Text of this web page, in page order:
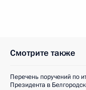
Смотрите также
Перечень поручений по
Президента в